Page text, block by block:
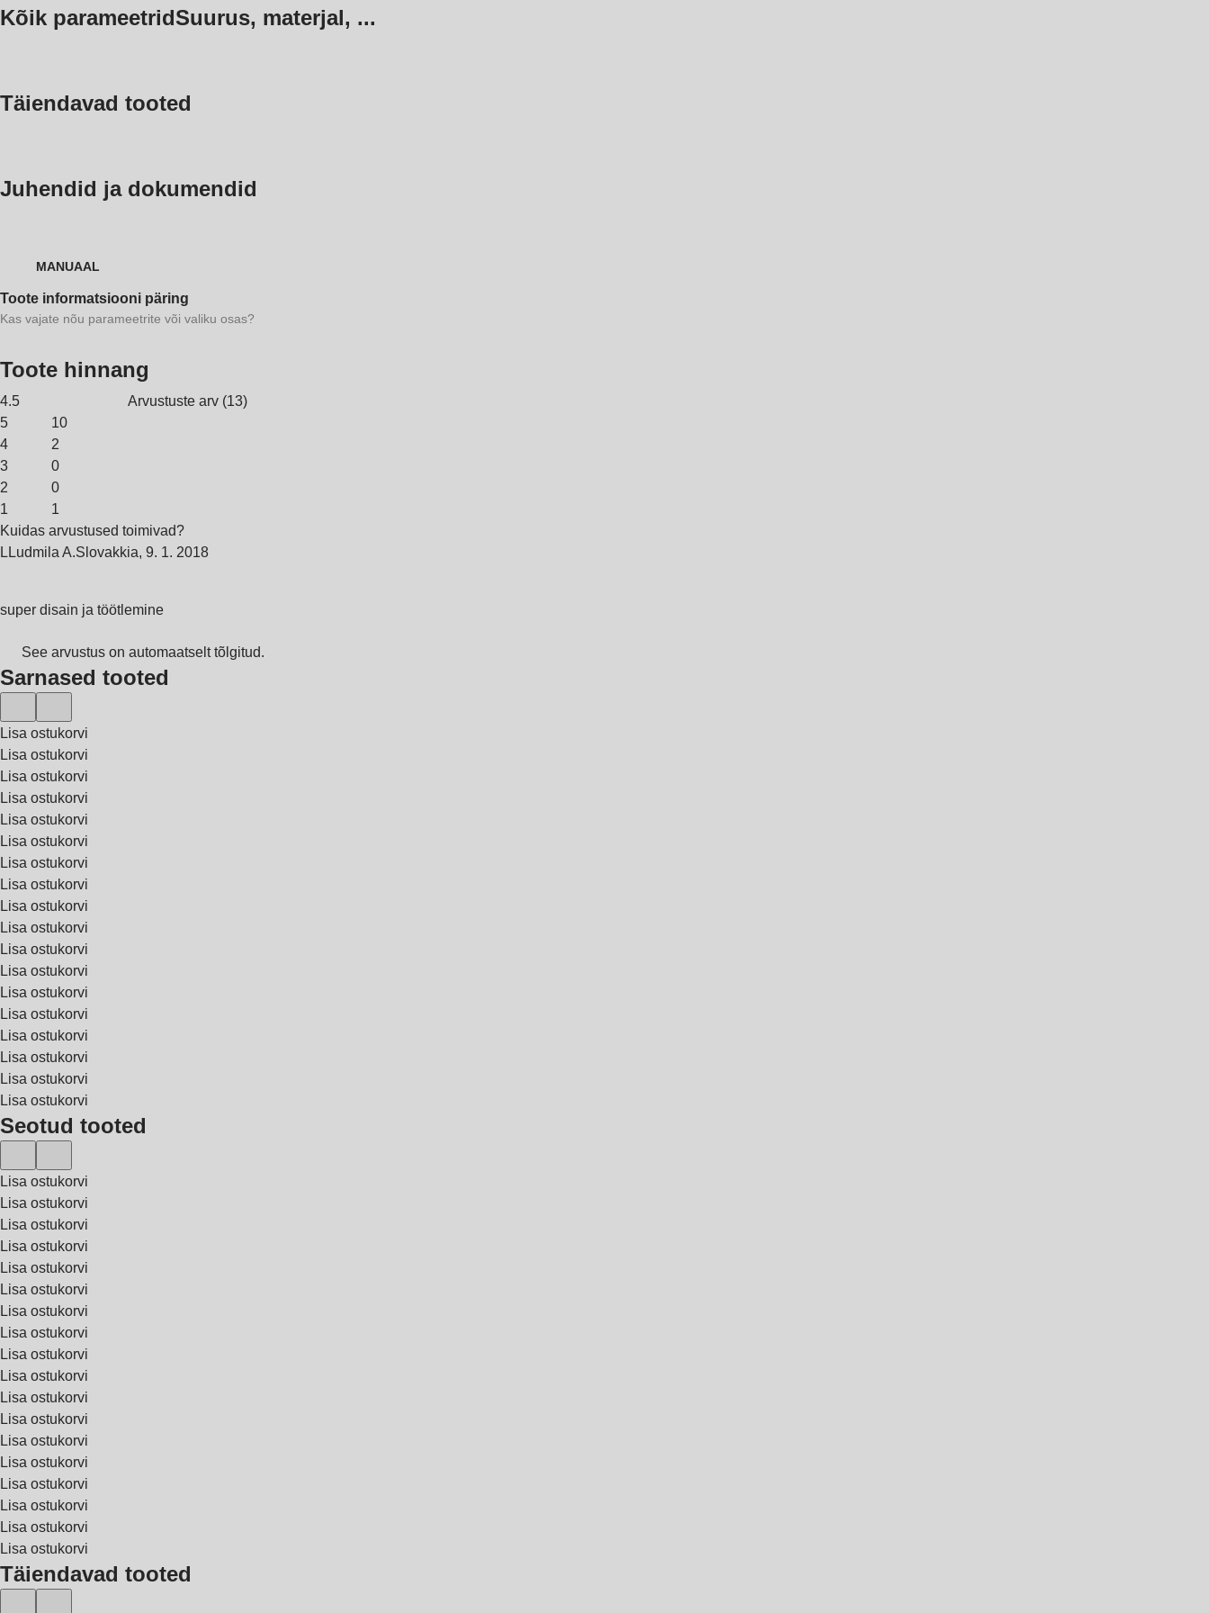
Kõik parameetridSuurus, materjal, ...
Täiendavad tooted
Juhendid ja dokumendid
MANUAAL
Toote informatsiooni päring
Kas vajate nõu parameetrite või valiku osas?
Toote hinnang
4.5 Arvustuste arv (13)
5
10
4
2
3
0
2
0
1
1
Kuidas arvustused toimivad?
LLudmila A.Slovakkia, 9. 1. 2018
super disain ja töötlemine
See arvustus on automaatselt tõlgitud.
Sarnased tooted
Lisa ostukorvi
Lisa ostukorvi
Lisa ostukorvi
Lisa ostukorvi
Lisa ostukorvi
Lisa ostukorvi
Lisa ostukorvi
Lisa ostukorvi
Lisa ostukorvi
Lisa ostukorvi
Lisa ostukorvi
Lisa ostukorvi
Lisa ostukorvi
Lisa ostukorvi
Lisa ostukorvi
Lisa ostukorvi
Lisa ostukorvi
Lisa ostukorvi
Seotud tooted
Lisa ostukorvi
Lisa ostukorvi
Lisa ostukorvi
Lisa ostukorvi
Lisa ostukorvi
Lisa ostukorvi
Lisa ostukorvi
Lisa ostukorvi
Lisa ostukorvi
Lisa ostukorvi
Lisa ostukorvi
Lisa ostukorvi
Lisa ostukorvi
Lisa ostukorvi
Lisa ostukorvi
Lisa ostukorvi
Lisa ostukorvi
Lisa ostukorvi
Täiendavad tooted